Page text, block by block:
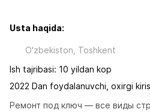
Usta haqida:
O'zbekiston, Toshkent
Ish tajribasi: 10 yildan kop
2022 Dan foydalanuvchi, oxirgi
Ремонт под ключ — все виды